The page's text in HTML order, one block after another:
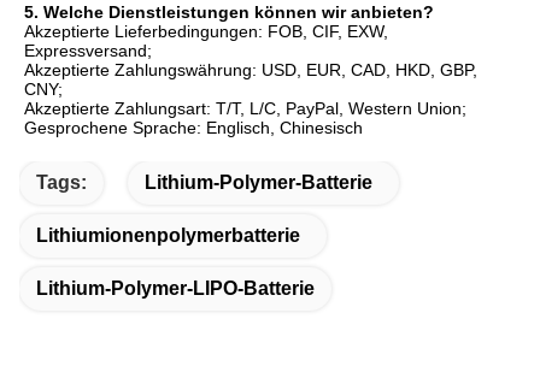
5. Welche Dienstleistungen können wir anbieten?
Akzeptierte Lieferbedingungen: FOB, CIF, EXW,
Expressversand;
Akzeptierte Zahlungswährung: USD, EUR, CAD, HKD, GBP,
CNY;
Akzeptierte Zahlungsart: T/T, L/C, PayPal, Western Union;
Gesprochene Sprache: Englisch, Chinesisch
Tags: Lithium-Polymer-Batterie
Lithiumionenpolymerbatterie
Lithium-Polymer-LIPO-Batterie